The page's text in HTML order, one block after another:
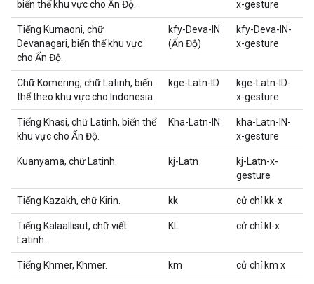
biến thể khu vực cho Ấn Độ.
x-gesture
Tiếng Kumaoni, chữ
Devanagari, biến thể khu vực
cho Ấn Độ.
kfy-Deva-IN
(Ấn Độ)
kfy-Deva-IN-
x-gesture
Chữ Komering, chữ Latinh, biến
thể theo khu vực cho Indonesia.
kge-Latn-ID
kge-Latn-ID-
x-gesture
Tiếng Khasi, chữ Latinh, biến thể
khu vực cho Ấn Độ.
Kha-Latn-IN
kha-Latn-IN-
x-gesture
Kuanyama, chữ Latinh. kj-Latn
kj-Latn-x-
gesture
Tiếng Kazakh, chữ Kirin. kk cử chỉ kk-x
Tiếng Kalaallisut, chữ viết
Latinh.
KL cử chỉ kl-x
Tiếng Khmer, Khmer. km cử chỉ km x